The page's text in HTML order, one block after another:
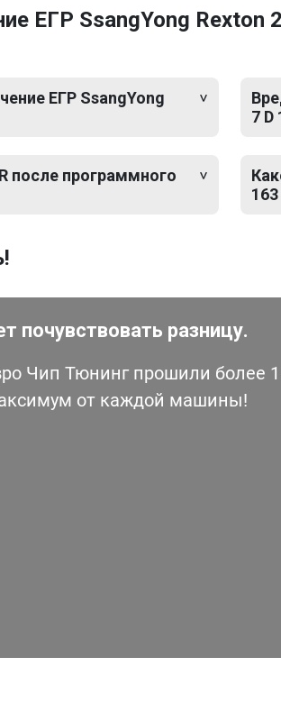
ЕГР SsangYong Rexton
ЕГР SsangYong
после программного
7 D
разницу.
Чип Тюнинг прошили более
от каждой машины!